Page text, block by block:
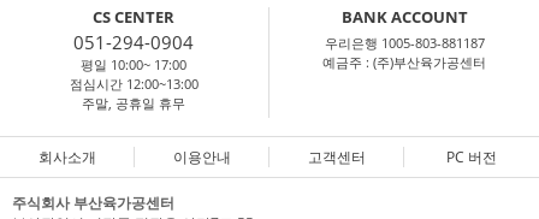
CS CENTER
051-294-0904
평일 10:00~ 17:00
점심시간 12:00~13:00
주말, 공휴일 휴무
BANK ACCOUNT
우리은행 1005-803-881187
예금주 : (주)부산육가공센터
회사소개 이용안내 고객센터 PC 버전
주식회사 부산육가공센터